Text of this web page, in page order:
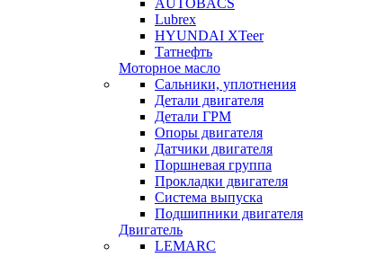
AUTOBACS
Lubrex
HYUNDAI XTeer
Татнефть
Моторное масло
Сальники, уплотнения
Детали двигателя
Детали ГРМ
Опоры двигателя
Датчики двигателя
Поршневая группа
Прокладки двигателя
Система выпуска
Подшипники двигателя
Двигатель
LEMARC